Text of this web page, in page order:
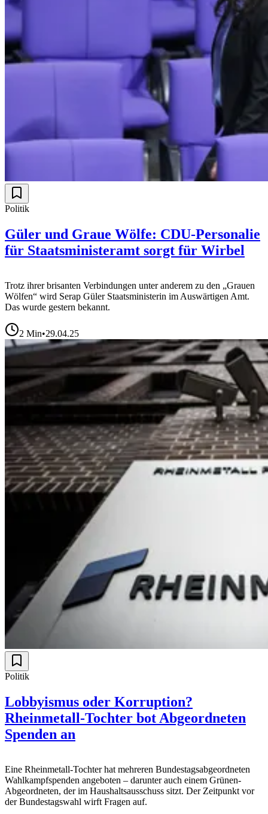
Politik
Güler und Graue Wölfe: CDU-Personalie
für Staatsministeramt sorgt für Wirbel
Trotz ihrer brisanten Verbindungen unter anderem zu den „Grauen
Wölfen“ wird Serap Güler Staatsministerin im Auswärtigen Amt.
Das wurde gestern bekannt.
2 Min•29.04.25
Politik
Lobbyismus oder Korruption?
Rheinmetall-Tochter bot Abgeordneten
Spenden an
Eine Rheinmetall-Tochter hat mehreren Bundestagsabgeordneten
Wahlkampfspenden angeboten – darunter auch einem Grünen-
Abgeordneten, der im Haushaltsausschuss sitzt. Der Zeitpunkt vor
der Bundestagswahl wirft Fragen auf.